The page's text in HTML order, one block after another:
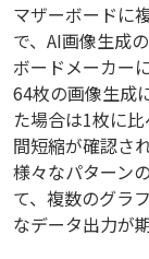
マザーボードに
で、AI画像生成
ボードメーカー
64枚の画像生成
た場合は1枚に
間短縮が確認さ
様々なパターン
て、複数のグラ
なデータ出力が